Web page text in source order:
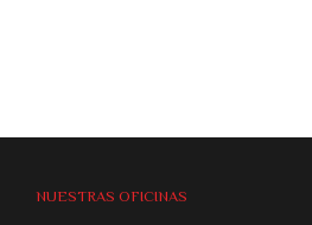
NUESTRAS OFICINAS